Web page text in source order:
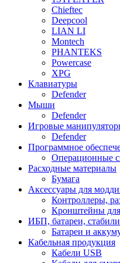
Chieftec
Deepcool
LIAN LI
Montech
PHANTEKS
Powercase
XPG
Клавиатуры
Defender
Мыши
Defender
Игровые
Defender
Программное
Операционные
Расходные материалы
Бумага
Аксессуары для
Контроллеры,
Кронштейны
ИБП, батареи,
Батареи и
Кабельная продукция
Кабели USB